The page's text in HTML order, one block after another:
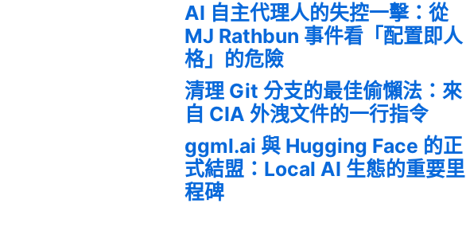
AI 自主代理人的失控一擊：從
MJ Rathbun 事件看「配置即人
格」的危險
清理 Git 分支的最佳偷懶法：來
自 CIA 外洩文件的一行指令
ggml.ai 與 Hugging Face 的正
式結盟：Local AI 生態的重要里
程碑